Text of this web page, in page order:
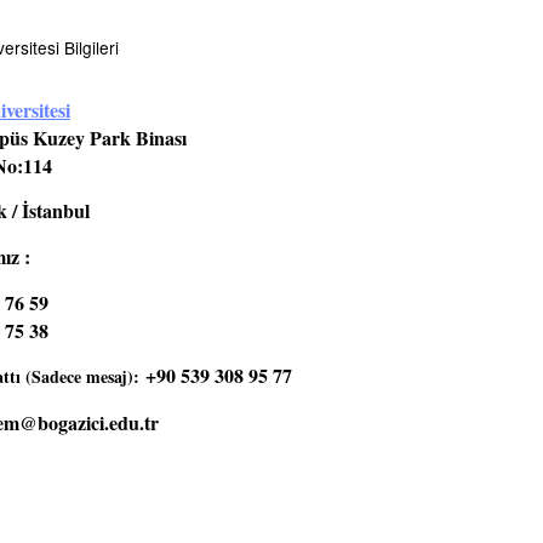
Bilgileri
Kuzey Park Binası
/ İstanbul
:
59
38
(Sadece mesaj): +90 539 308 95 77